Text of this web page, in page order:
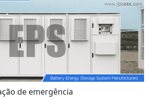
de emergência